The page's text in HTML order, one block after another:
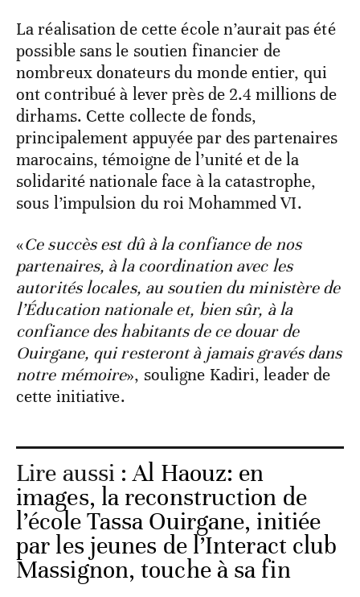
La réalisation de cette école n’aurait pas été
possible sans le soutien financier de
nombreux donateurs du monde entier, qui
ont contribué à lever près de 2.4 millions de
dirhams. Cette collecte de fonds,
principalement appuyée par des partenaires
marocains, témoigne de l’unité et de la
solidarité nationale face à la catastrophe,
sous l’impulsion du roi Mohammed VI.
«Ce succès est dû à la confiance de nos
partenaires, à la coordination avec les
autorités locales, au soutien du ministère de
l’Éducation nationale et, bien sûr, à la
confiance des habitants de ce douar de
Ouirgane, qui resteront à jamais gravés dans
notre mémoire», souligne Kadiri, leader de
cette initiative.
Lire aussi :Al Haouz: en
images, la reconstruction de
l’école Tassa Ouirgane, initiée
par les jeunes de l’Interact club
Massignon, touche à sa fin